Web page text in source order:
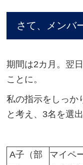
さて、メンバ
期間は2カ月。翌
ことに。
私の指示をしっか
と考え、3名を選
A子（部
マイペ